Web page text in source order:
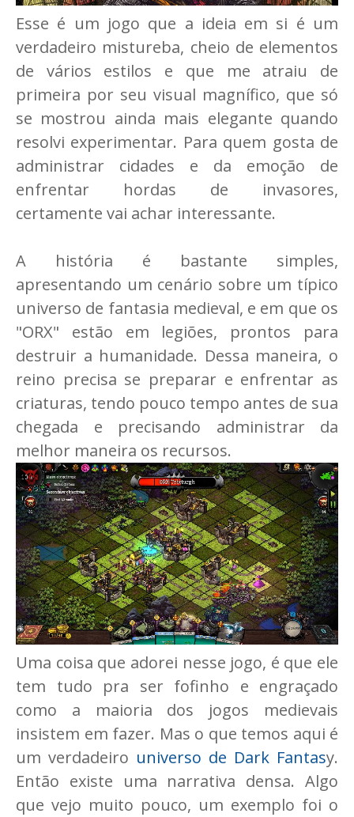
Esse é um jogo que a ideia em si é um
verdadeiro mistureba, cheio de elementos
de vários estilos e que me atraiu de
primeira por seu visual magnífico, que só
se mostrou ainda mais elegante quando
resolvi experimentar. Para quem gosta de
administrar cidades e da emoção de
enfrentar hordas de invasores,
certamente vai achar interessante.
A história é bastante simples,
apresentando um cenário sobre um típico
universo de fantasia medieval, e em que os
"ORX" estão em legiões, prontos para
destruir a humanidade. Dessa maneira, o
reino precisa se preparar e enfrentar as
criaturas, tendo pouco tempo antes de sua
chegada e precisando administrar da
melhor maneira os recursos.
Uma coisa que adorei nesse jogo, é que ele
tem tudo pra ser fofinho e engraçado
como a maioria dos jogos medievais
insistem em fazer. Mas o que temos aqui é
um verdadeiro universo de Dark Fantasy.
Então existe uma narrativa densa. Algo
que vejo muito pouco, um exemplo foi o